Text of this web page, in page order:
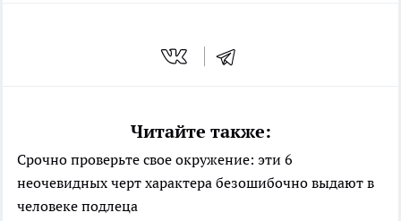
Читайте также:
Срочно проверьте свое окружение: эти 6
неочевидных черт характера безошибочно выдают в
человеке подлеца